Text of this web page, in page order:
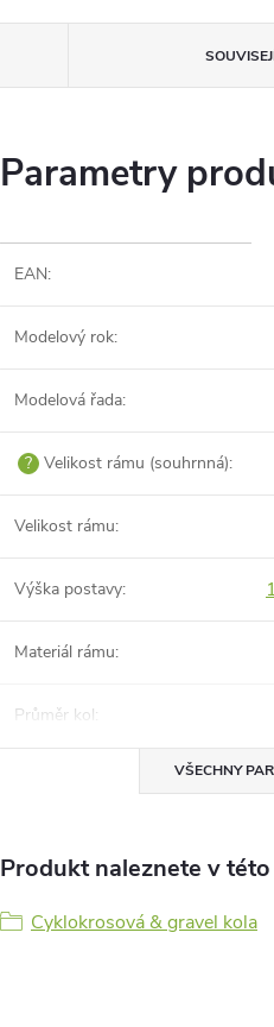
Parametry
EAN:
Modelový rok:
Modelová řada:
? Velikost rámu (souhrnná):
Velikost rámu:
Výška postavy:
Materiál rámu:
Průměr kol:
VŠECHNY
Produkt naleznete v
Cyklokrosová & gravel kola